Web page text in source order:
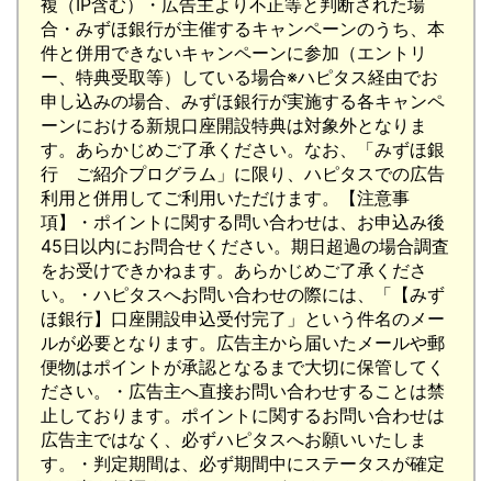
複（IP含む）・広告主より不正等と判断された場
合・みずほ銀行が主催するキャンペーンのうち、本
件と併用できないキャンペーンに参加（エントリ
ー、特典受取等）している場合※ハピタス経由でお
申し込みの場合、みずほ銀行が実施する各キャンペ
ーンにおける新規口座開設特典は対象外となりま
す。あらかじめご了承ください。なお、「みずほ銀
行 ご紹介プログラム」に限り、ハピタスでの広告
利用と併用してご利用いただけます。【注意事
項】・ポイントに関する問い合わせは、お申込み後
45日以内にお問合せください。期日超過の場合調査
をお受けできかねます。あらかじめご了承くださ
い。・ハピタスへお問い合わせの際には、「【みず
ほ銀行】口座開設申込受付完了」という件名のメー
ルが必要となります。広告主から届いたメールや郵
便物はポイントが承認となるまで大切に保管してく
ださい。・広告主へ直接お問い合わせすることは禁
止しております。ポイントに関するお問い合わせは
広告主ではなく、必ずハピタスへお願いいたしま
す。・判定期間は、必ず期間中にステータスが確定